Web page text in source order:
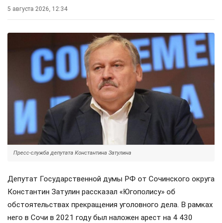
5 августа 2026, 12:34
Пресс-служба депутата Константина Затулина
Депутат Государственной думы РФ от Сочинского округа
Константин Затулин рассказал «Югополису» об
обстоятельствах прекращения уголовного дела. В рамках
него в Сочи в 2021 году был наложен арест на 4 430